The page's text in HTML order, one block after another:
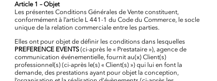
Article 1 – Objet
Les présentes Conditions Générales de Vente constituent,
conformément à l’article L 441-1 du Code du Commerce, le socle
unique de la relation commerciale entre les parties.
Elles ont pour objet de définir les conditions dans lesquelles
PREFERENCE EVENTS (ci-après le « Prestataire »), agence de
communication événementielle, fournit au(x) Client(s)
professionnel(s) (ci-après le(s) « Client(s) ») qui lui en font la
demande, des prestations ayant pour objet la conception,